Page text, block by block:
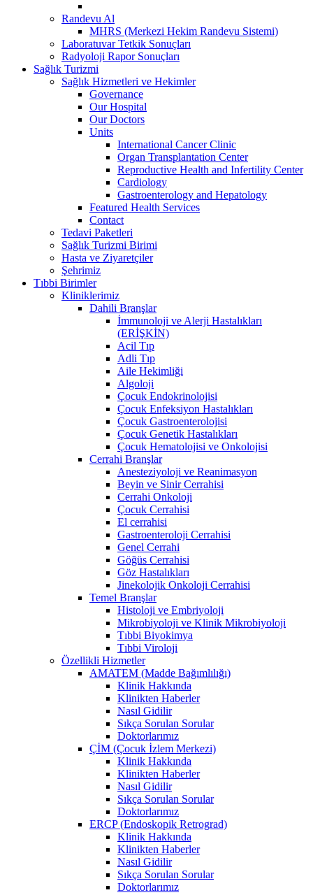
Randevu Al
MHRS (Merkezi Hekim Randevu Sistemi)
Laboratuvar Tetkik Sonuçları
Radyoloji Rapor Sonuçları
Sağlık Turizmi
Sağlık Hizmetleri ve Hekimler
Governance
Our Hospital
Our Doctors
Units
International Cancer Clinic
Organ Transplantation Center
Reproductive Health and Infertility Center
Cardiology
Gastroenterology and Hepatology
Featured Health Services
Contact
Tedavi Paketleri
Sağlık Turizmi Birimi
Hasta ve Ziyaretçiler
Şehrimiz
Tıbbi Birimler
Kliniklerimiz
Dahili Branşlar
İmmunoloji ve Alerji Hastalıkları
(ERİŞKİN)
Acil Tıp
Adli Tıp
Aile Hekimliği
Algoloji
Çocuk Endokrinolojisi
Çocuk Enfeksiyon Hastalıkları
Çocuk Gastroenterolojisi
Çocuk Genetik Hastalıkları
Çocuk Hematolojisi ve Onkolojisi
Cerrahi Branşlar
Anesteziyoloji ve Reanimasyon
Beyin ve Sinir Cerrahisi
Cerrahi Onkoloji
Çocuk Cerrahisi
El cerrahisi
Gastroenteroloji Cerrahisi
Genel Cerrahi
Göğüs Cerrahisi
Göz Hastalıkları
Jinekolojik Onkoloji Cerrahisi
Temel Branşlar
Histoloji ve Embriyoloji
Mikrobiyoloji ve Klinik Mikrobiyoloji
Tıbbi Biyokimya
Tıbbi Viroloji
Özellikli Hizmetler
AMATEM (Madde Bağımlılığı)
Klinik Hakkında
Klinikten Haberler
Nasıl Gidilir
Sıkça Sorulan Sorular
Doktorlarımız
ÇİM (Çocuk İzlem Merkezi)
Klinik Hakkında
Klinikten Haberler
Nasıl Gidilir
Sıkça Sorulan Sorular
Doktorlarımız
ERCP (Endoskopik Retrograd)
Klinik Hakkında
Klinikten Haberler
Nasıl Gidilir
Sıkça Sorulan Sorular
Doktorlarımız